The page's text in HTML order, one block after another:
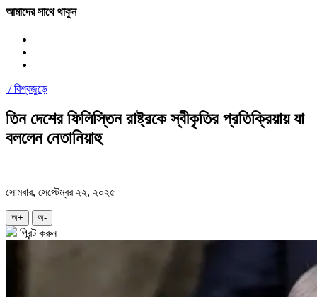
আমাদের সাথে থাকুন
/বিশ্বজুড়ে
তিন দেশের ফিলিস্তিন রাষ্ট্রকে স্বীকৃতির প্রতিক্রিয়ায় যা
বললেন নেতানিয়াহু
সোমবার, সেপ্টেম্বর ২২, ২০২৫
অ+ অ-
প্রিন্ট করুন